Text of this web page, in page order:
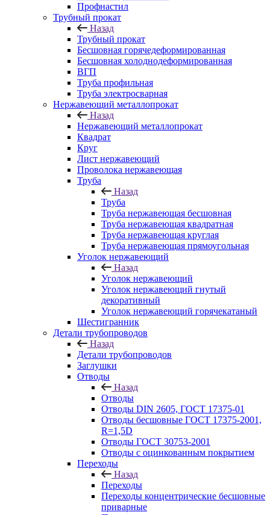
Профнастил
Трубный прокат
Назад
Трубный прокат
Бесшовная горячедеформированная
Бесшовная холоднодеформированная
ВГП
Труба профильная
Труба электросварная
Нержавеющий металлопрокат
Назад
Нержавеющий металлопрокат
Квадрат
Круг
Лист нержавеющий
Проволока нержавеющая
Труба
Назад
Труба
Труба нержавеющая бесшовная
Труба нержавеющая квадратная
Труба нержавеющая круглая
Труба нержавеющая прямоугольная
Уголок нержавеющий
Назад
Уголок нержавеющий
Уголок нержавеющий гнутый
декоративный
Уголок нержавеющий горячекатаный
Шестигранник
Детали трубопроводов
Назад
Детали трубопроводов
Заглушки
Отводы
Назад
Отводы
Отводы DIN 2605, ГОСТ 17375-01
Отводы бесшовные ГОСТ 17375-2001,
R=1,5D
Отводы ГОСТ 30753-2001
Отводы с оцинкованным покрытием
Переходы
Назад
Переходы
Переходы концентрические бесшовные
приварные